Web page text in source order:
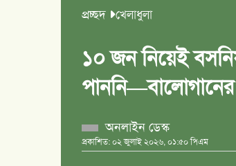
প্রচ্ছদ খেলাধুলা
১০ জন নিয়েই
পাননি—বালোগানের
অনলাইন ডেস্ক
প্রকাশিত: ০২ জুলাই ২০২৬, ০১:৫০ পিএম